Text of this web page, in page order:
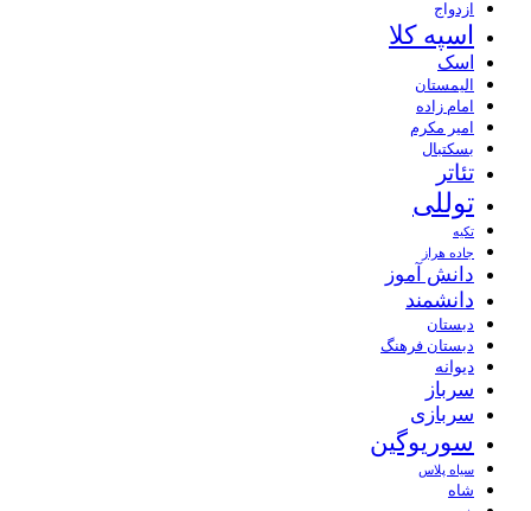
ازدواج
اسپه کلا
اسک
الیمستان
امام زاده
امیر مکرم
بسکتبال
تئاتر
توللی
تکیه
جاده هراز
دانش آموز
دانشمند
دبستان
دبستان فرهنگ
دیوانه
سرباز
سربازی
سوریوگین
سیاه پلاس
شاه